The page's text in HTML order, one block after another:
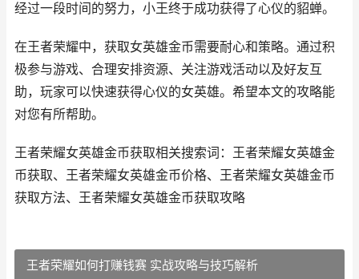
经过一段时间的努力，小王终于成功获得了心仪的貂蝉。
在王者荣耀中，获取女英雄金币需要耐心和策略。通过积
极参与游戏、合理安排资源、关注游戏活动以及好友互
助，玩家可以快速获得心仪的女英雄。希望本文的攻略能
对您有所帮助。
王者荣耀女英雄金币获取相关搜索词：王者荣耀女英雄金
币获取、王者荣耀女英雄金币价格、王者荣耀女英雄金币
获取方法、王者荣耀女英雄金币获取攻略
王者荣耀如何打赚钱赛 实战攻略与技巧解析